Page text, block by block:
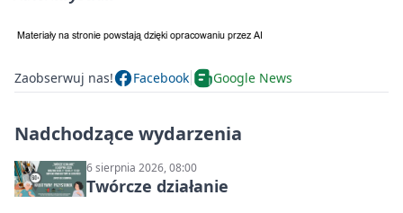
Zaobserwuj nas! Facebook Google News
Nadchodzące wydarzenia
6 sierpnia 2026, 08:00
Twórcze działanie